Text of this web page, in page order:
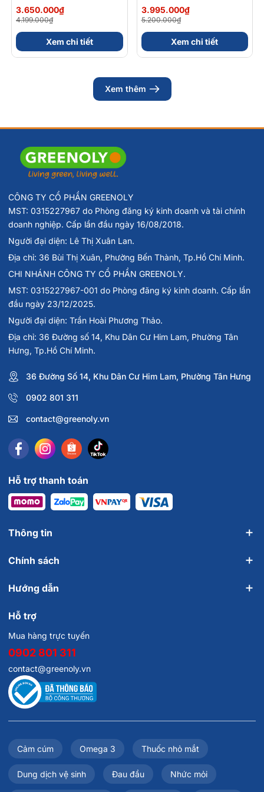
3.650.000₫
4.199.000₫
Xem chi tiết
Màu |
3.995.000₫
5.200.000₫
Xem chi tiết
Xem thêm
CÔNG TY CỔ PHẦN GREENOLY
MST: 0315227967 do Phòng đăng ký kinh doanh và tài chính
doanh nghiệp. Cấp lần đầu ngày 16/08/2018.
Người đại diện: Lê Thị Xuân Lan.
Địa chỉ: 36 Bùi Thị Xuân, Phường Bến Thành, Tp.Hồ Chí Minh.
CHI NHÁNH CÔNG TY CỔ PHẦN GREENOLY.
MST: 0315227967-001 do Phòng đăng ký kinh doanh. Cấp lần
đầu ngày 23/12/2025.
Người đại diện: Trần Hoài Phương Thảo.
Địa chỉ: 36 Đường số 14, Khu Dân Cư Him Lam, Phường Tân
Hưng, Tp.Hồ Chí Minh.
36 Đường Số 14, Khu Dân Cư Him Lam, Phường Tân Hưng
0902 801 311
contact@greenoly.vn
Hỗ trợ thanh toán
Thông tin
Chính sách
Hướng dẫn
Hỗ trợ
Mua hàng trực tuyến
0902 801 311
contact@greenoly.vn
Cảm cúm Omega 3 Thuốc nhỏ mắt
Dung dịch vệ sinh Đau đầu Nhức mỏi